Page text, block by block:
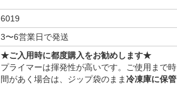
6019
3〜6営業日で発送
★ご入用時に都度購入をお勧めします★
プライマーは揮発性が高いです。ご使用まで時
間があく場合は、ジップ袋のまま冷凍庫に保管